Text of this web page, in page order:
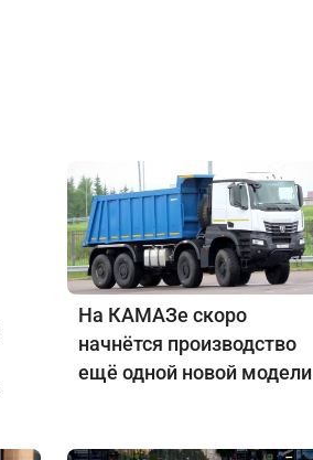
На КАМАЗе скоро
начнётся производство
ещё одной новой модели